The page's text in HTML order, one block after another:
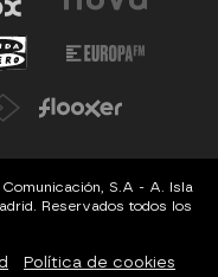
S.A - A. Isla
Reservados todos los
Política de cookies